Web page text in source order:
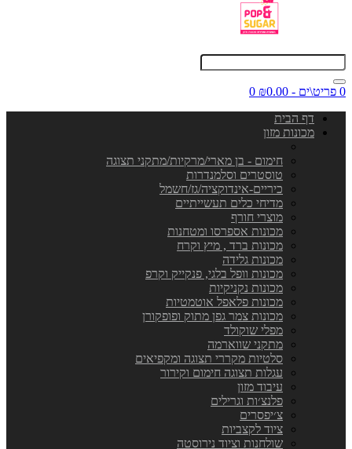
0 פריט\ים - ₪0.00
0
דף הבית
מכונות מזון
חימום - בן מארי/מרקיות/מתקני תצוגה
טוסטרים וסלמנדרות
כיריים-אינדוקציה/גז/חשמל
מדיחי כלים תעשייתיים
מוצרי חורף
מכונות אספרסו ומטחנות
מכונות ברד , מיץ וקרח
מכונות גלידה
מכונות וופל בלגי, פנקייק וקרפ
מכונות נקניקיות
מכונות פלאפל אוטמטיות
מכונות צמר גפן מתוק ופופקורן
מפלי שוקולד
מתקני שווארמה
סלטיות מקררי תצוגה ומקפיאים
עגלות תצוגה חימום וקירור
עיבוד מזון
פלנצ׳ות וגרילים
צ׳יפסרים
ציוד לקצביות
שולחנות וציוד נירוסטה